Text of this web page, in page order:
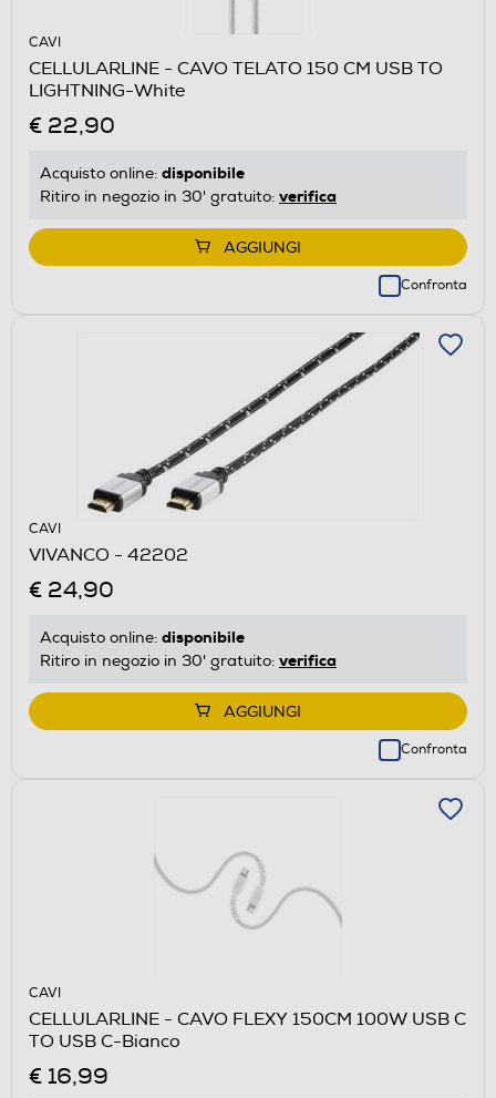
CAVI
CELLULARLINE - CAVO TELATO 150 CM USB TO
LIGHTNING-White
€ 22,90
Acquisto online: disponibile
Ritiro in negozio in 30' gratuito: verifica
AGGIUNGI
Confronta
CAVI
VIVANCO - 42202
€ 24,90
Acquisto online: disponibile
Ritiro in negozio in 30' gratuito: verifica
AGGIUNGI
Confronta
CAVI
CELLULARLINE - CAVO FLEXY 150CM 100W USB C
TO USB C-Bianco
€ 16,99